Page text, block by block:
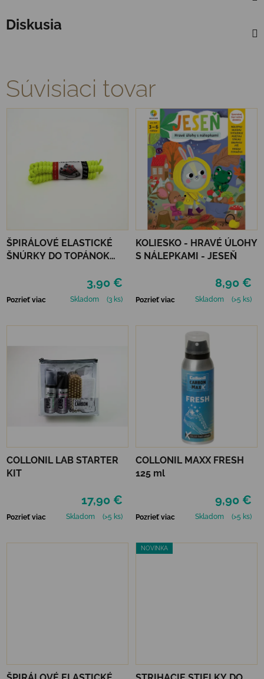
Diskusia
Súvisiaci tovar
ŠPIRÁLOVÉ ELASTICKÉ
ŠNÚRKY DO TOPÁNOK
3,90 €
Pozrieť viac Skladom (3 ks)
KOLIESKO - HRAVÉ ÚLOHY
S NÁLEPKAMI - JESEŇ
8,90 €
Pozrieť viac Skladom (>5 ks)
COLLONIL LAB STARTER
KIT
17,90 €
Pozrieť viac Skladom (>5 ks)
COLLONIL MAXX FRESH
125 ml
9,90 €
Pozrieť viac Skladom (>5 ks)
NOVINKA